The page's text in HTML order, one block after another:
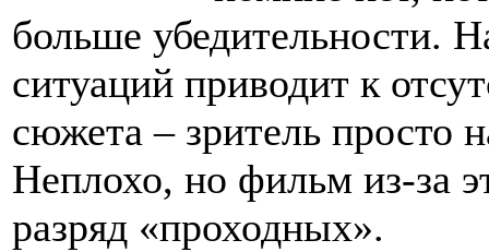
больше убедительности.
ситуаций приводит к
сюжета – зритель просто
Неплохо, но фильм из-за
разряд «проходных».